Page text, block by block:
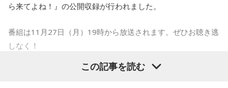
えば「ゾウ」をテーマにした回では、ゾウの鼻の筋肉の話
や、ゾウの糞の再利用して作ったコーヒー「ブラックアイボ
に、町さんは「町あかりのチュンチュン日記」という、ゲス
ら来てよね！』の公開収録が行われました。
番組は11月27日（月）19時から放送されます。ぜひお聴き逃
しなく！
スキマスイッチがMBSラジオで初パーソナリティ！
この記事を読む